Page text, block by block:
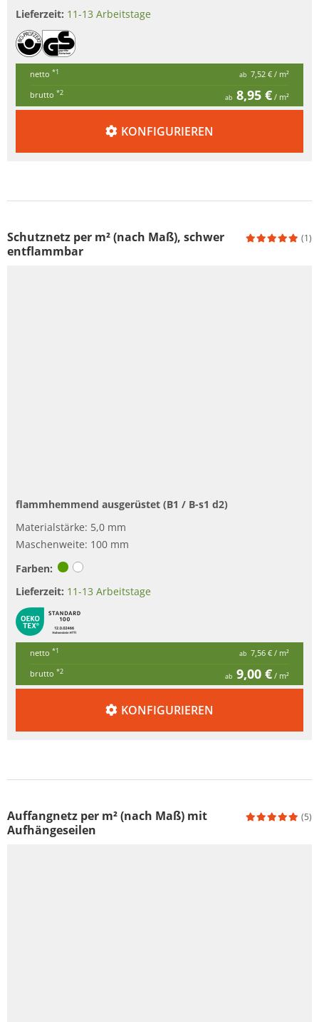
Lieferzeit: 11-13 Arbeitstage
netto *1 ab 7,52 € / m²
brutto *2
ab 8,95 € / m²
KONFIGURIEREN
Schutznetz per m² (nach Maß), schwer
entflammbar
(1)
flammhemmend ausgerüstet (B1 / B-s1 d2)
Materialstärke: 5,0 mm
Maschenweite: 100 mm
Farben:
Lieferzeit: 11-13 Arbeitstage
netto *1 ab 7,56 € / m²
brutto *2
ab 9,00 € / m²
KONFIGURIEREN
Auffangnetz per m² (nach Maß) mit
Aufhängeseilen
(5)